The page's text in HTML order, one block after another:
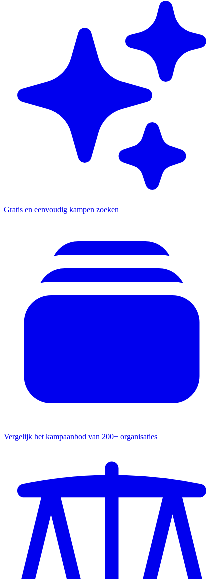
Gratis en eenvoudig kampen zoeken
Vergelijk het kampaanbod van 200+ organisaties